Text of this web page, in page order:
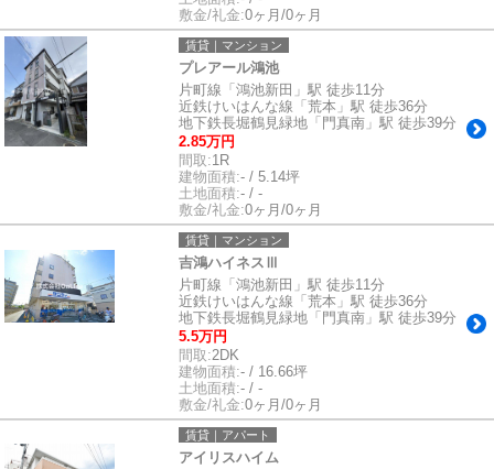
敷金/礼金:0ヶ月/0ヶ月
賃貸｜マンション
プレアール鴻池
片町線「鴻池新田」駅 徒歩11分
近鉄けいはんな線「荒本」駅 徒歩36分
地下鉄長堀鶴見緑地「門真南」駅 徒歩39分
2.85万円
間取:1R
建物面積:- / 5.14坪
土地面積:- / -
敷金/礼金:0ヶ月/0ヶ月
賃貸｜マンション
吉鴻ハイネスⅢ
片町線「鴻池新田」駅 徒歩11分
近鉄けいはんな線「荒本」駅 徒歩36分
地下鉄長堀鶴見緑地「門真南」駅 徒歩39分
5.5万円
間取:2DK
建物面積:- / 16.66坪
土地面積:- / -
敷金/礼金:0ヶ月/0ヶ月
賃貸｜アパート
アイリスハイム